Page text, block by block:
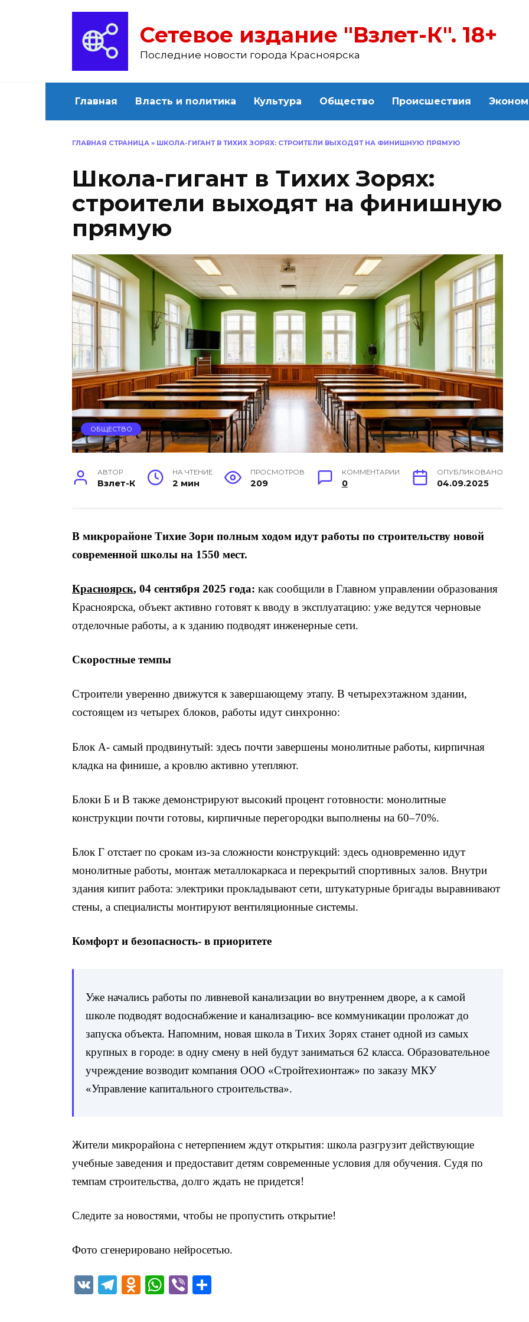
Сетевое издание "Взлет-К". 18+
Последние новости города Красноярска
Главная Власть и политика Культура Общество Происшествия
ГЛАВНАЯ СТРАНИЦА » ШКОЛА-ГИГАНТ В ТИХИХ ЗОРЯХ: СТРОИТЕЛИ ВЫХОДЯТ НА ФИНИШНУЮ ПРЯМУЮ
Школа-гигант в Тихих Зорях:
строители выходят на финишную
прямую
ОБЩЕСТВО
АВТОР
Взлет-К
НА ЧТЕНИЕ
2 мин
ПРОСМОТРОВ
209
КОММЕНТАРИИ
0
ОПУБЛИКОВАНО
04.09.2025
В микрорайоне Тихие Зори полным ходом идут работы по строительству новой
современной школы на 1550 мест.
Красноярск, 04 сентября 2025 года: как сообщили в Главном управлении образования
Красноярска, объект активно готовят к вводу в эксплуатацию: уже ведутся черновые
отделочные работы, а к зданию подводят инженерные сети.
Скоростные темпы
Строители уверенно движутся к завершающему этапу. В четырехэтажном здании,
состоящем из четырех блоков, работы идут синхронно:
Блок А- самый продвинутый: здесь почти завершены монолитные работы, кирпичная
кладка на финише, а кровлю активно утепляют.
Блоки Б и В также демонстрируют высокий процент готовности: монолитные
конструкции почти готовы, кирпичные перегородки выполнены на 60–70%.
Блок Г отстает по срокам из-за сложности конструкций: здесь одновременно идут
монолитные работы, монтаж металлокаркаса и перекрытий спортивных залов. Внутри
здания кипит работа: электрики прокладывают сети, штукатурные бригады выравнивают
стены, а специалисты монтируют вентиляционные системы.
Комфорт и безопасность- в приоритете
Уже начались работы по ливневой канализации во внутреннем дворе, а к самой
школе подводят водоснабжение и канализацию- все коммуникации проложат до
запуска объекта. Напомним, новая школа в Тихих Зорях станет одной из самых
крупных в городе: в одну смену в ней будут заниматься 62 класса. Образовательное
учреждение возводит компания ООО «Стройтехионтаж» по заказу МКУ
«Управление капитального строительства».
Жители микрорайона с нетерпением ждут открытия: школа разгрузит действующие
учебные заведения и предоставит детям современные условия для обучения. Судя по
темпам строительства, долго ждать не придется!
Следите за новостями, чтобы не пропустить открытие!
Фото сгенерировано нейросетью.
V
T
O W Vi